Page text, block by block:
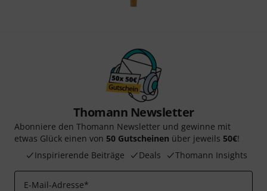
Thomann Newsletter
Abonniere den Thomann Newsletter und gewinne mit
etwas Glück einen von 50 Gutscheinen über jeweils 50€!
Inspirierende Beiträge
Deals Thomann Insights
E-Mail-Adresse*